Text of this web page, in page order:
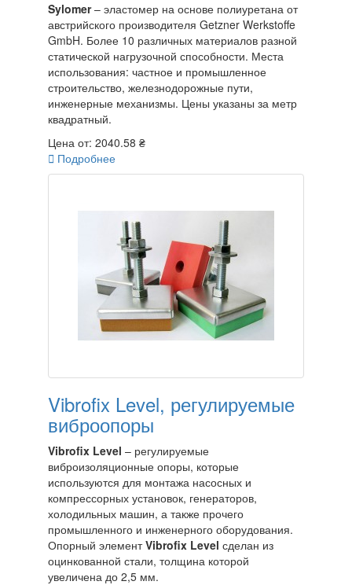
Sylomer– эластомер на основе полиуретана от
австрийского производителя Getzner Werkstoffe
GmbH. Более 10 различных материалов разной
статической нагрузочной способности. Места
использования: частное и промышленное
строительство, железнодорожные пути,
инженерные механизмы. Цены указаны за метр
квадратный.
Цена от: 2040.58 ₴
 Подробнее
Vibrofix Level, регулируемые
виброопоры
Vibrofix Level – регулируемые
виброизоляционные опоры, которые
используются для монтажа насосных и
компрессорных установок, генераторов,
холодильных машин, а также прочего
промышленного и инженерного оборудования.
Опорный элементVibrofix Level сделан из
оцинкованной стали, толщина которой
увеличена до 2,5 мм.